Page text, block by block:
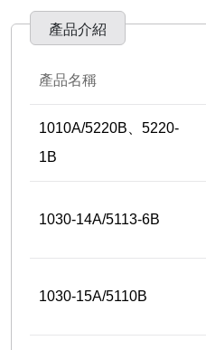
產品介紹
產品名稱
1010A/5220B、5220-
1B
1030-14A/5113-6B
1030-15A/5110B